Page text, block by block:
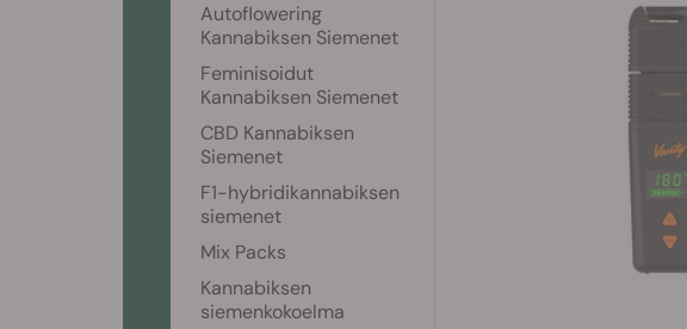
Autoflowering
Kannabiksen Siemenet
Feminisoidut
Kannabiksen Siemenet
CBD Kannabiksen
Siemenet
F1-hybridikannabiksen
siemenet
Mix Packs
Kannabiksen
siemenkokoelma